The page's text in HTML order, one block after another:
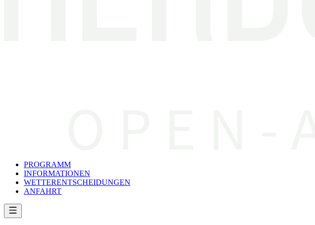
PROGRAMM
INFORMATIONEN
WETTERENTSCHEIDUNGEN
ANFAHRT